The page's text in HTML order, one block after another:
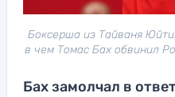
Боксерша из Тайваня
в чем Томас Бах обвинил
Бах замолчал в